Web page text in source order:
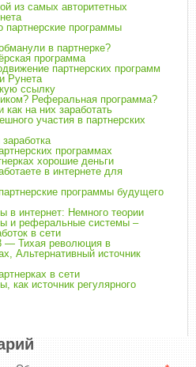
из самых авторитетных
программы
в партнерке?
программа
партнерских программ
Рунета
ссылку
Реферальная программа?
как на них заработать
участия в партнерских
программах
хорошие деньги
в интернете для
программы будущего
в интернет: Немного теории
и реферальные системы –
в сети
— Тихая революция в
Альтернативный источник
в сети
как источник регулярного